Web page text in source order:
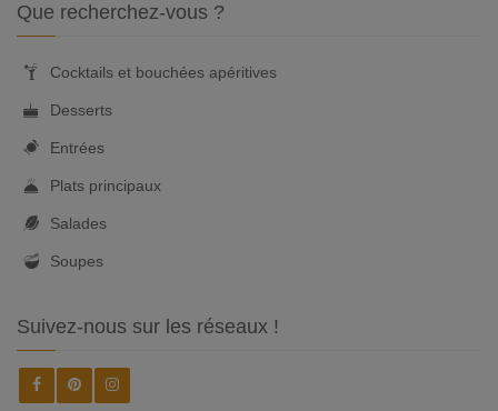
Que recherchez-vous ?
Cocktails et bouchées apéritives
Desserts
Entrées
Plats principaux
Salades
Soupes
Suivez-nous sur les réseaux !